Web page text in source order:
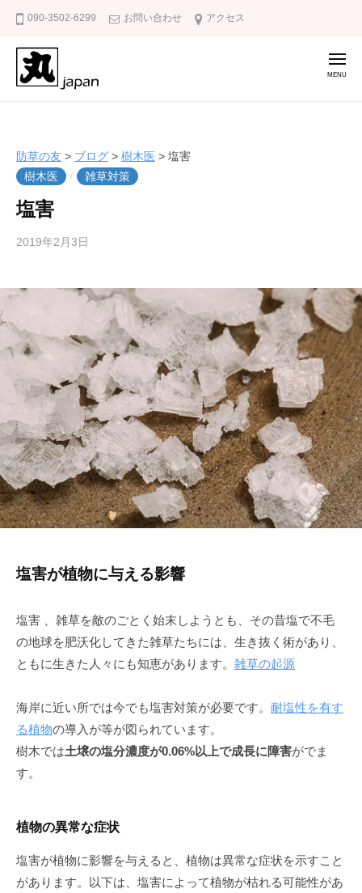
090-3502-6299 お問い合わせ アクセス
の
友
草
対
策
防
の
メ
ニ
防草の友 > ブログ > 樹木医 > 塩害
樹木医
/ 雑草対策
塩害
2019年2月3日
a
u
m
a
r
u
7
の
コ
メ
ン
ト
塩害が植物に与える影響
塩害 、雑草を敵のごとく始末しようとも、その昔塩で不毛
の地球を肥沃化してきた雑草たちには、生き抜く術があり、
ともに生きた人々にも知恵があります。 雑草の起源
海岸に近い所では今でも塩害対策が必要です。 耐塩性を有す
る植物の導入が等が図られています。
樹木では土壌の塩分濃度が0.06%以上で成長に障害がでま
す。
植物の異常な症状
塩害が植物に影響を与えると、植物は異常な症状を示すこと
があります。以下は、塩害によって植物が枯れる可能性があ
草
友